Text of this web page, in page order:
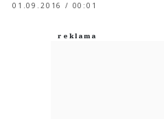
01.09.2016 / 00:01